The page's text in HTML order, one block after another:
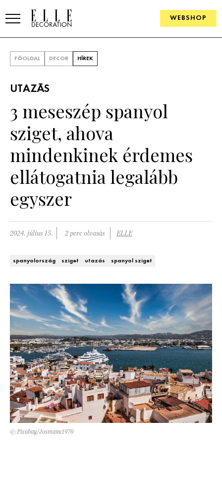
WEBSHOP
SZOBÁK
Konyha
Fürdőszoba
Nappali
Hálószoba
Kert és terasz
ÖTLETEK
Szállodák és vendégházak
Lakások
FŐOLDAL DECOR HÍREK
UTAZÁS
3 meseszép spanyol
sziget, ahova
mindenkinek érdemes
ellátogatnia legalább
egyszer
2024. július 15. 2 perc olvasás ELLE
spanyolország sziget utazás spanyol sziget
© Pixabay/Josmanu1970